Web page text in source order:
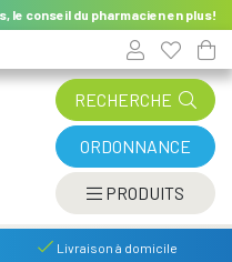
le conseil du pharmacien en plus!
RECHERCHE
ORDONNANCE
PRODUITS
Livraison à domicile